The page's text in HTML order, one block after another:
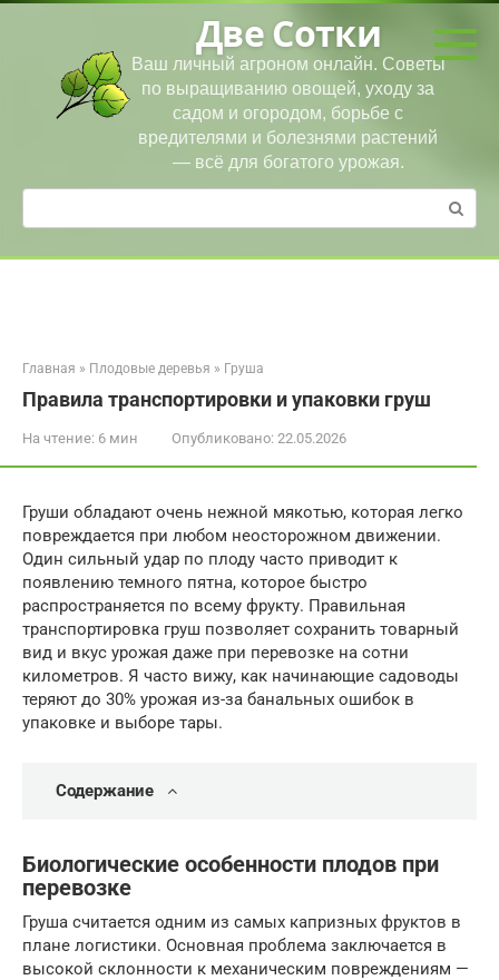
Перейти
Две Сотки
Ваш личный агроном онлайн. Советы
по выращиванию овощей, уходу за
садом и огородом, борьбе с
вредителями и болезнями растений
— всё для богатого урожая.
Поиск:
Главная » Плодовые деревья » Груша
Правила транспортировки и упаковки груш
На чтение: 6 мин Опубликовано: 22.05.2026
Груши обладают очень нежной мякотью, которая легко
повреждается при любом неосторожном движении.
Один сильный удар по плоду часто приводит к
появлению темного пятна, которое быстро
распространяется по всему фрукту. Правильная
транспортировка груш позволяет сохранить товарный
вид и вкус урожая даже при перевозке на сотни
километров. Я часто вижу, как начинающие садоводы
теряют до 30% урожая из-за банальных ошибок в
упаковке и выборе тары.
Содержание
Биологические особенности плодов при
перевозке
Груша считается одним из самых капризных фруктов в
плане логистики. Основная проблема заключается в
высокой склонности к механическим повреждениям —